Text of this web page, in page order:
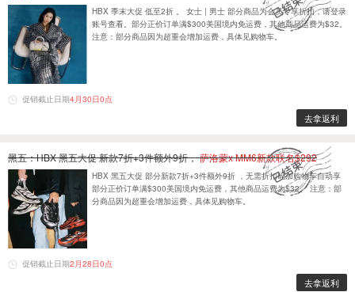
HBX 季末大促 低至2折 。 女士 | 男士 部分商品为会员专享折扣，请登录
账号查看。部分正价订单满$300美国境内免运费，其他商品运费为$32。
注意：部分商品因为超重会增加运费，具体见购物车。
促销截止日期4月30日0点
去拿返利
黑五：HBX 黑五大促 新款7折+3件额外9折，萨洛蒙x MM6新款联名$292
HBX 黑五大促 部分新款7折+3件额外9折 ，无需折扣码加购物车自动享
部分正价订单满$300美国境内免运费，其他商品运费为$32。 注意：部
分商品因为超重会增加运费，具体见购物车。
促销截止日期2月28日0点
去拿返利